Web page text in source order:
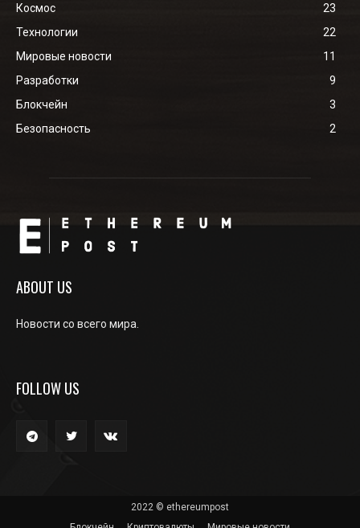
Космос
23
Технологии
22
Мировые новости
11
Разработки
9
Блокчейн
3
Безопасность
2
ABOUT US
Новости со всего мира.
FOLLOW US
2022 © ethereumpost